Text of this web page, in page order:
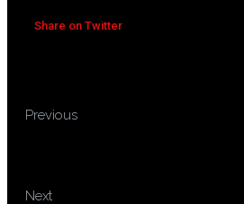
Share on Twitter
Previous
Next